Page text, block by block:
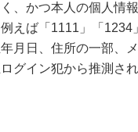
、かつ本人の個人情
えば「1111」「
月日、住所の一部、
グイン犯から推測さ